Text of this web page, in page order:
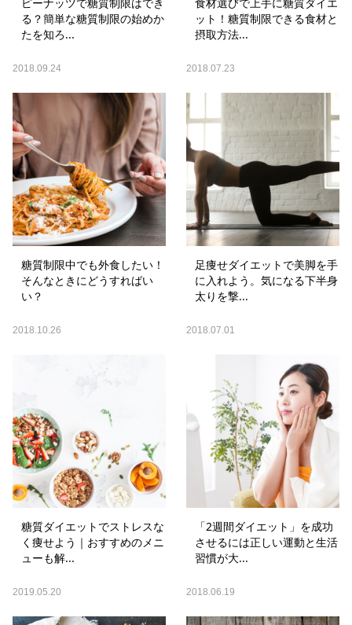
る？簡単な糖質制限の始めか
たを知ろ...
2018.09.24
ット！糖質制限できる食材と
摂取方法...
2018.07.23
糖質制限中でも外食したい！
そんなときにどうすればい
い？
2018.10.26
足痩せダイエットで美脚を手
に入れよう。気になる下半身
太りを撃...
2018.07.01
糖質ダイエットでストレスな
く痩せよう｜おすすめのメニ
ューも解...
2019.05.20
「2週間ダイエット」を成功
させるには正しい運動と生活
習慣が大...
2018.06.19